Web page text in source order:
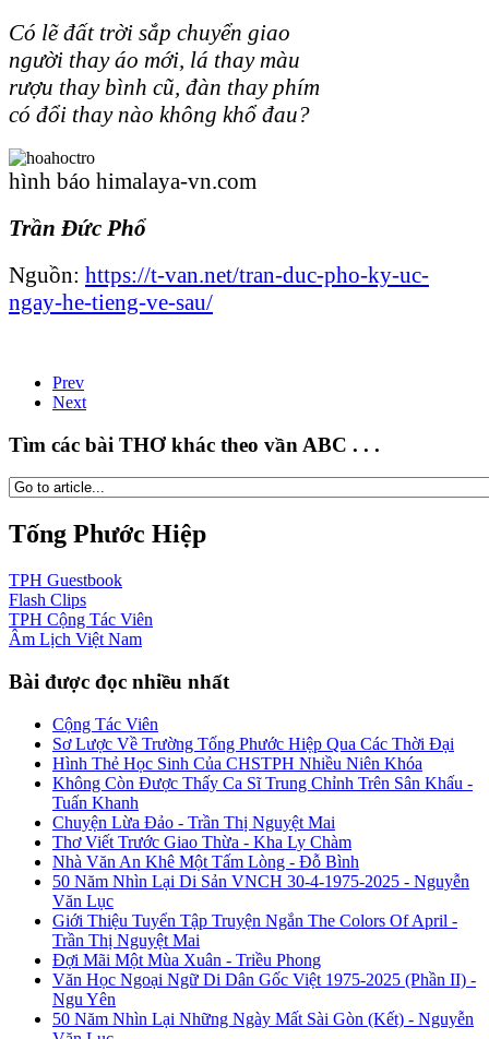
Có lẽ đất trời sắp chuyển giao
người thay áo mới, lá thay màu
rượu thay bình cũ, đàn thay phím
có đổi thay nào không khổ đau?
hình báo himalaya-vn.com
Trần Đức Phổ
Nguồn: https://t-van.net/tran-duc-pho-ky-uc-
ngay-he-tieng-ve-sau/
Prev
Next
Tìm các bài THƠ khác theo vần ABC . . .
Tống Phước Hiệp
TPH Guestbook
Flash Clips
TPH Cộng Tác Viên
Âm Lịch Việt Nam
Bài được đọc nhiều nhất
Cộng Tác Viên
Sơ Lược Về Trường Tống Phước Hiệp Qua Các Thời Đại
Hình Thẻ Học Sinh Của CHSTPH Nhiều Niên Khóa
Không Còn Được Thấy Ca Sĩ Trung Chỉnh Trên Sân Khấu -
Tuấn Khanh
Chuyện Lừa Đảo - Trần Thị Nguyệt Mai
Thơ Viết Trước Giao Thừa - Kha Ly Chàm
Nhà Văn An Khê Một Tấm Lòng - Đỗ Bình
50 Năm Nhìn Lại Di Sản VNCH 30-4-1975-2025 - Nguyễn
Văn Lục
Giới Thiệu Tuyển Tập Truyện Ngắn The Colors Of April -
Trần Thị Nguyệt Mai
Đợi Mãi Một Mùa Xuân - Triều Phong
Văn Học Ngoại Ngữ Di Dân Gốc Việt 1975-2025 (Phần II) -
Ngu Yên
50 Năm Nhìn Lại Những Ngày Mất Sài Gòn (Kết) - Nguyễn